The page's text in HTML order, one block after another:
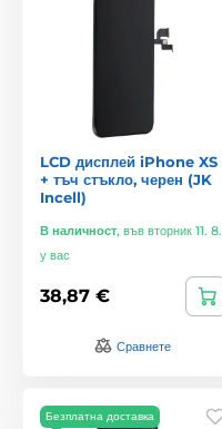
LCD дисплей iPhone XS
+ тъч стъкло, черен (JK
Incell)
В наличност, във вторник 11. 8.
у вас
38,87 €
Сравнете
Безплатна доставка